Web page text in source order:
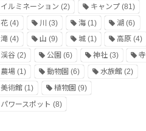
イルミネーション (2) キャンプ(81)
花 (4) 川 (3) 海(1) 湖 (6)
滝 (4) 山 (9) 城(1) 高原 (4)
渓谷 (2) 公園 (6) 神社(3) 寺
農場 (1) 動物園 (6) 水族館(2)
美術館 (1) 植物園 (9)
パワースポット (8)